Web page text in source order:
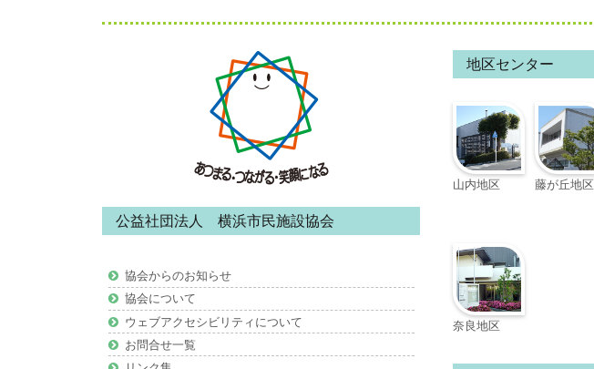
ナ
ョ
事:
テ
ツ
公益社団法人 横浜市民施設協会
協会からのお知らせ
協会について
ウェブアクセシビリティについて
お問合せ一覧
地区センター
山内地区 藤が丘地区
奈良地区